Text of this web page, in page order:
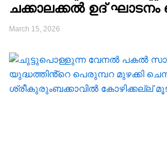
ചക്കാലക്കൽ ഉദ്
March 15, 2026